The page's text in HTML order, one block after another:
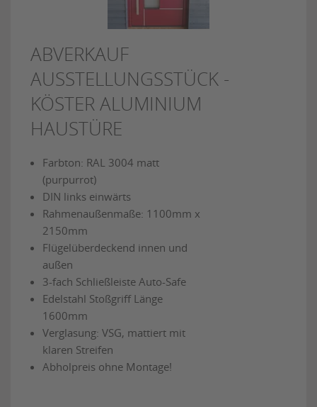
ABVERKAUF
AUSSTELLUNGSSTÜCK -
KÖSTER ALUMINIUM
HAUSTÜRE
Farbton: RAL 3004 matt
(purpurrot)
DIN links einwärts
Rahmenaußenmaße: 1100mm x
2150mm
Flügelüberdeckend innen und
außen
3-fach Schließleiste Auto-Safe
Edelstahl Stoßgriff Länge
1600mm
Verglasung: VSG, mattiert mit
klaren Streifen
Abholpreis ohne Montage!